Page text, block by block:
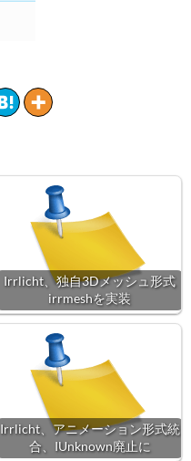
Irrlicht、独自3Dメッシュ形式
irrmeshを実装
Irrlicht、アニメーション形式統
合、IUnknown廃止に